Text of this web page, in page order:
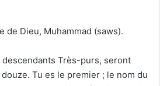
de Dieu, Muhammad (saws).
descendants Très-purs, seront
Tu es le premier ; le nom du